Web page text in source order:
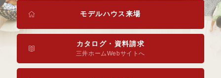
モデルハウス来場
カタログ・資料請求
三井ホームWebサイトへ